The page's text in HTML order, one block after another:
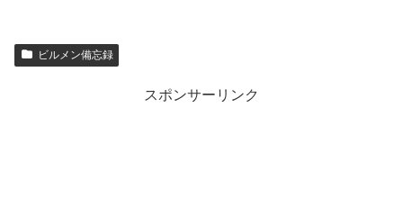
ビルメン備忘録
スポンサーリンク